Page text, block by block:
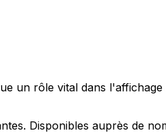
un rôle vital dans
Disponibles auprès de